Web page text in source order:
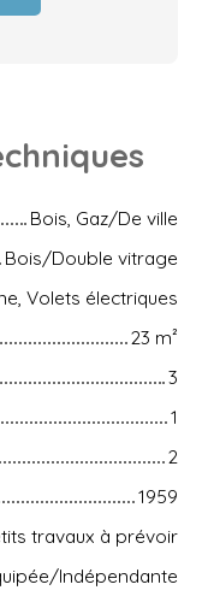
Bois, Gaz/De ville
Bois/Double vitrage
Volets électriques
23 m²
3
1
2
1959
travaux à prévoir
Indépendante